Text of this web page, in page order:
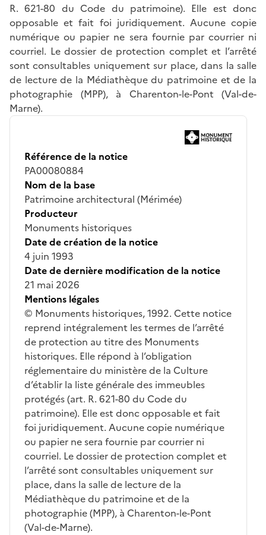
R. 621-80 du Code du patrimoine). Elle est donc
opposable et fait foi juridiquement. Aucune copie
numérique ou papier ne sera fournie par courrier ni
courriel. Le dossier de protection complet et l’arrêté
sont consultables uniquement sur place, dans la salle
de lecture de la Médiathèque du patrimoine et de la
photographie (MPP), à Charenton-le-Pont (Val-de-
Marne).
Référence de la notice
PA00080884
Nom de la base
Patrimoine architectural (Mérimée)
Producteur
Monuments historiques
Date de création de la notice
4 juin 1993
Date de dernière modification de la notice
21 mai 2026
Mentions légales
© Monuments historiques, 1992. Cette notice
reprend intégralement les termes de l’arrêté
de protection au titre des Monuments
historiques. Elle répond à l’obligation
réglementaire du ministère de la Culture
d’établir la liste générale des immeubles
protégés (art. R. 621-80 du Code du
patrimoine). Elle est donc opposable et fait
foi juridiquement. Aucune copie numérique
ou papier ne sera fournie par courrier ni
courriel. Le dossier de protection complet et
l’arrêté sont consultables uniquement sur
place, dans la salle de lecture de la
Médiathèque du patrimoine et de la
photographie (MPP), à Charenton-le-Pont
(Val-de-Marne).